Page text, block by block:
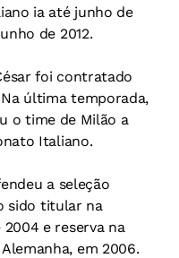
ia até junho de
de 2012.
foi contratado
última temporada,
o time de Milão a
Italiano.
a seleção
sido titular na
e reserva na
em 2006.